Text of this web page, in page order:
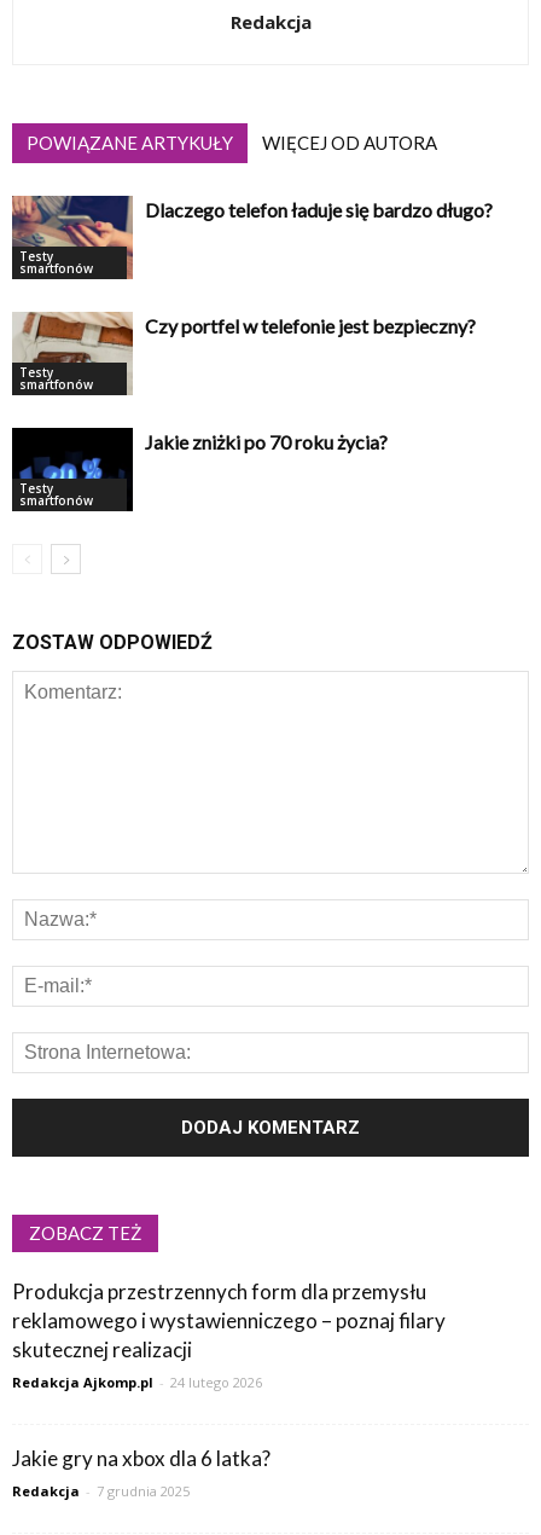
Redakcja
POWIĄZANE ARTYKUŁY WIĘCEJ OD AUTORA
Testy
smartfonów
Dlaczego telefon ładuje się bardzo długo?
Testy
smartfonów
Czy portfel w telefonie jest bezpieczny?
Testy
smartfonów
Jakie zniżki po 70 roku życia?
ZOSTAW ODPOWIEDŹ
ZOBACZ TEŻ
Produkcja przestrzennych form dla przemysłu
reklamowego i wystawienniczego – poznaj filary
skutecznej realizacji
Redakcja Ajkomp.pl - 24 lutego 2026
Jakie gry na xbox dla 6 latka?
Redakcja - 7 grudnia 2025